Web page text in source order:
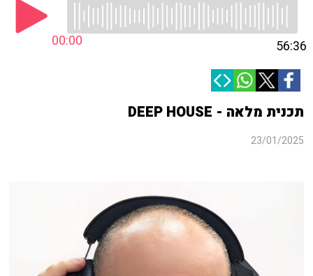
00:00 56:36
תכנית מלאה - DEEP HOUSE
23/01/2025